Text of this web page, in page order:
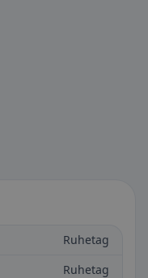
Ruhetag
Ruhetag